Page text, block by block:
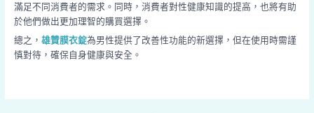
滿足不同消費者的需求。同時，消費者對性健康知識的提高，也將有助
於他們做出更加理智的購買選擇。
總之， 雄贊膜衣錠為男性提供了改善性功能的新選擇，但在使用時需謹
慎對待，確保自身健康與安全。